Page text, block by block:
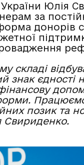
Юлія
за
донорів
складі
знак єдності
позик та
Свириденко.